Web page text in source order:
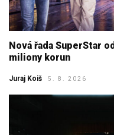
Nová řada SuperStar
miliony korun
Juraj Koiš 5. 8. 2026